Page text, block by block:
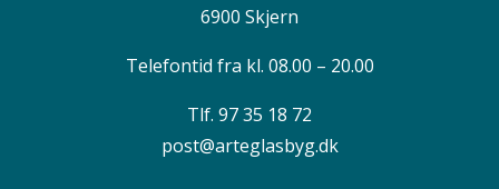
6900 Skjern
Telefontid fra kl. 08.00 – 20.00
Tlf. 97 35 18 72
post@arteglasbyg.dk